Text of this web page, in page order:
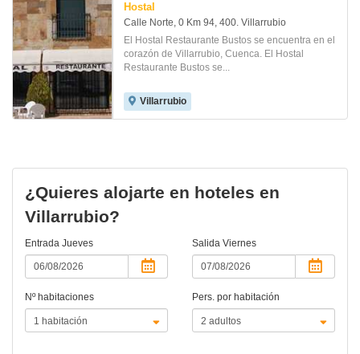
Hostal
Calle Norte, 0 Km 94, 400. Villarrubio
El Hostal Restaurante Bustos se encuentra en el
corazón de Villarrubio, Cuenca. El Hostal
Restaurante Bustos se...
Villarrubio
¿Quieres alojarte en hoteles en
Villarrubio?
Entrada Jueves Salida Viernes
Nº habitaciones Pers. por habitación